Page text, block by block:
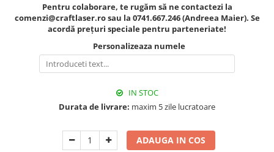
Timisoara
Palate si Curti Domnesti
Curtea Domneasca, Targoviste
Palatul Alexandru Ioan Cuza,
Ruginoasa
Colectia Vintage
Pentru colaborare, te rugăm să ne contactezi la
comenzi@craftlaser.ro sau la 0741.667.246 (Andreea Maier). Se
acordă prețuri speciale pentru parteneriate!
Personalizeaza numele
IN STOC
Durata de livrare: maxim 5 zile lucratoare
ADAUGA IN COS